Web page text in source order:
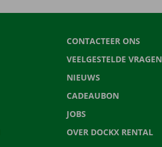
CONTACTEER ONS
VEELGESTELDE VRAGEN
NIEUWS
CADEAUBON
JOBS
OVER DOCKX RENTAL